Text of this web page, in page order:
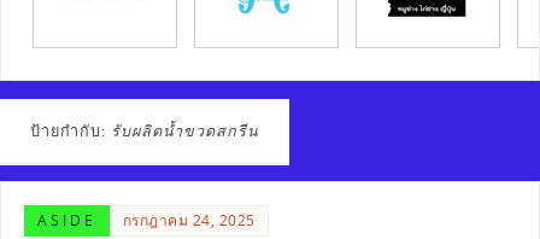
ป้ายกำกับ: รับผลิตน้ำขวดสกรีน
ASIDE กรกฎาคม 24, 2025